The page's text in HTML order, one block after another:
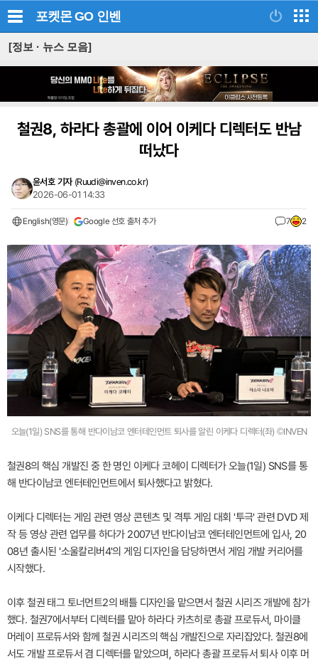
포켓몬 GO 인벤
[정보 · 뉴스 모음]
철권8, 하라다 총괄에 이어 이케다 디렉터도 반남
떠났다
윤서호 기자 (Ruudi@inven.co.kr)
2026-06-01 14:33
English(영문) Google 선호 출처 추가 7 2
오늘(1일) SNS를 통해 반다이남코 엔터테인먼트 퇴사를 알린 이케다 디렉터(좌) ©INVEN
철권8의 핵심 개발진 중 한 명인 이케다 코헤이 디렉터가 오늘(1일) SNS를 통
해 반다이남코 엔터테인먼트에서 퇴사했다고 밝혔다.
이케다 디렉터는 게임 관련 영상 콘텐츠 및 격투 게임 대회 '투극' 관련 DVD 제
작 등 영상 관련 업무를 하다가 2007년 반다이남코 엔터테인먼트에 입사, 20
08년 출시된 '소울칼리버4'의 게임 디자인을 담당하면서 게임 개발 커리어를
시작했다.
이후 철권 태그 토너먼트2의 배틀 디자인을 맡으면서 철권 시리즈 개발에 참가
했다. 철권7에서부터 디렉터를 맡아 하라다 카츠히로 총괄 프로듀서, 마이클
머레이 프로듀서와 함께 철권 시리즈의 핵심 개발진으로 자리잡았다. 철권8에
서도 개발 프로듀서 겸 디렉터를 맡았으며, 하라다 총괄 프로듀서 퇴사 이후 머